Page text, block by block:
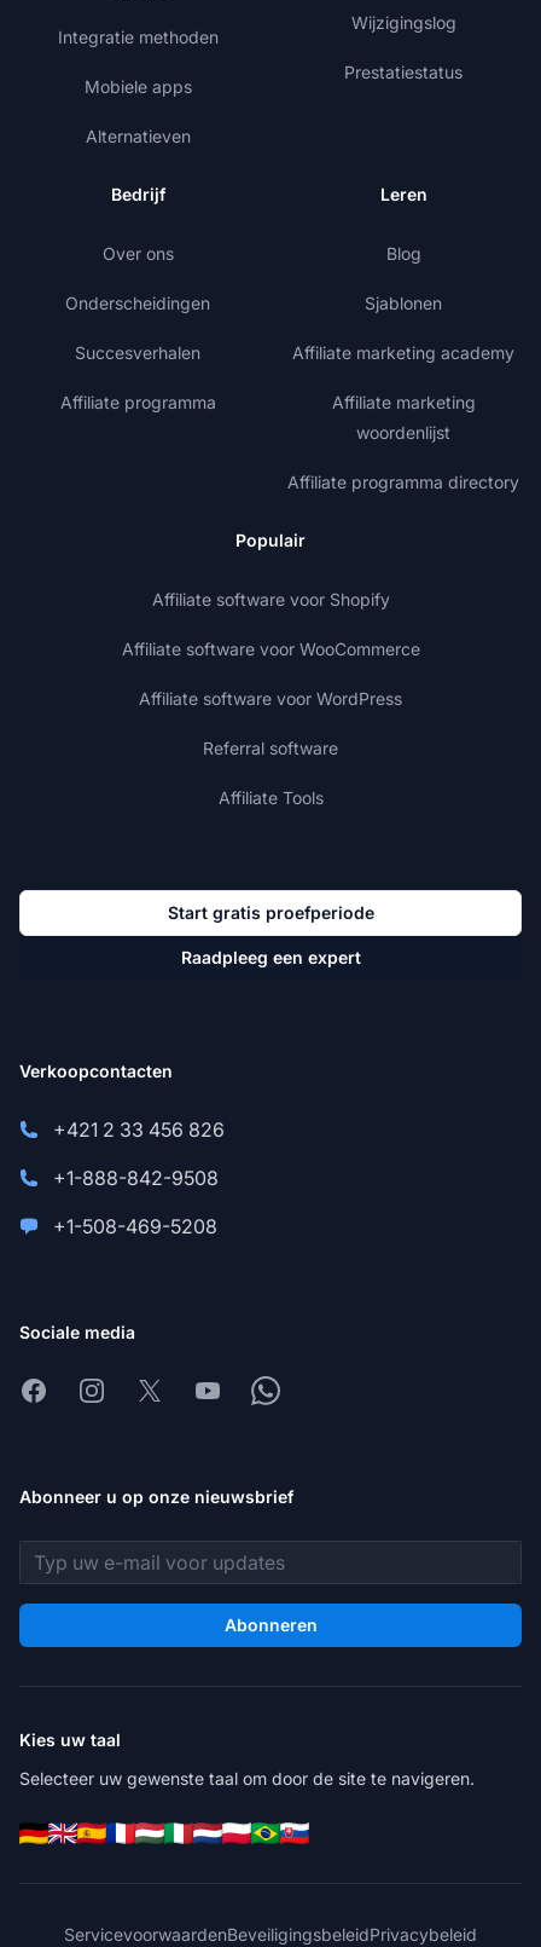
Integratie methoden
Mobiele apps
Alternatieven
Wijzigingslog
Prestatiestatus
Bedrijf
Over ons
Onderscheidingen
Succesverhalen
Affiliate programma
Leren
Blog
Sjablonen
Affiliate marketing academy
Affiliate marketing
woordenlijst
Affiliate programma directory
Populair
Affiliate software voor Shopify
Affiliate software voor WooCommerce
Affiliate software voor WordPress
Referral software
Affiliate Tools
Start gratis proefperiode
Raadpleeg een expert
Verkoopcontacten
+421 2 33 456 826
+1-888-842-9508
+1-508-469-5208
Sociale media
FacebookInstagram
X YoutubeWhatsapp
Abonneer u op onze nieuwsbrief
E-mailadres
Abonneren
Kies uw taal
Selecteer uw gewenste taal om door de site te navigeren.
ServicevoorwaardenBeveiligingsbeleidPrivacybeleid